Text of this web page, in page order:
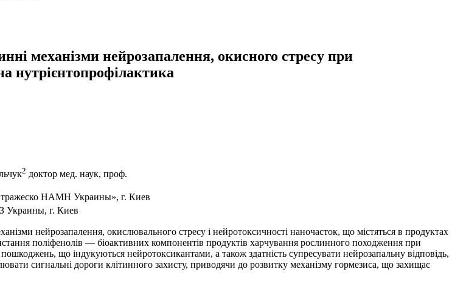
механізми нейрозапалення, окисного стресу при
нутрієнтопрофілактика
2 доктор мед. наук, проф.
НАМН Украины», г. Киев
Украины, г. Киев
нейрозапалення, окислювального стресу і нейротоксичності наночасток, що містяться в продуктах
поліфенолів — біоактивних компонентів продуктів харчування рослинного походження при
що індукуються нейротоксикантами, а також здатність супресувати нейрозапальну відповідь,
сигнальні дороги клітинного захисту, приводячи до розвитку механізму гормезиса, що захищає